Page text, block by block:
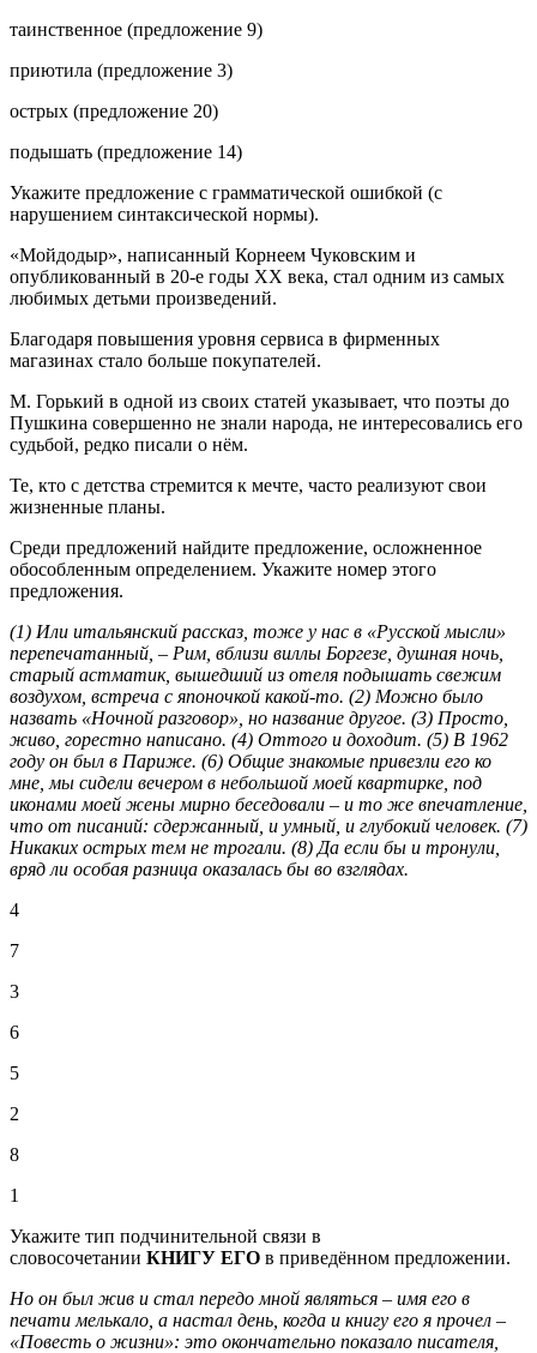
таинственное (предложение 9)
приютила (предложение 3)
острых (предложение 20)
подышать (предложение 14)
Укажите предложение с грамматической ошибкой (с
нарушением синтаксической нормы).
«Мойдодыр», написанный Корнеем Чуковским и
опубликованный в 20-е годы ХХ века, стал одним из самых
любимых детьми произведений.
Благодаря повышения уровня сервиса в фирменных
магазинах стало больше покупателей.
М. Горький в одной из своих статей указывает, что поэты до
Пушкина совершенно не знали народа, не интересовались его
судьбой, редко писали о нём.
Те, кто с детства стремится к мечте, часто реализуют свои
жизненные планы.
Среди предложений найдите предложение, осложненное
обособленным определением. Укажите номер этого
предложения.
(1) Или итальянский рассказ, тоже у нас в «Русской мысли»
перепечатанный, – Рим, вблизи виллы Боргезе, душная ночь,
старый астматик, вышедший из отеля подышать свежим
воздухом, встреча с японочкой какой-то. (2) Можно было
назвать «Ночной разговор», но название другое. (3) Просто,
живо, горестно написано. (4) Оттого и доходит. (5) В 1962
году он был в Париже. (6) Общие знакомые привезли его ко
мне, мы сидели вечером в небольшой моей квартирке, под
иконами моей жены мирно беседовали – и то же впечатление,
что от писаний: сдержанный, и умный, и глубокий человек. (7)
Никаких острых тем не трогали. (8) Да если бы и тронули,
вряд ли особая разница оказалась бы во взглядах.
4
7
3
6
5
2
8
1
Укажите тип подчинительной связи в
словосочетании КНИГУ ЕГО в приведённом предложении.
Но он был жив и стал передо мной являться – имя его в
печати мелькало, а настал день, когда и книгу его я прочел –
«Повесть о жизни»: это окончательно показало писателя,